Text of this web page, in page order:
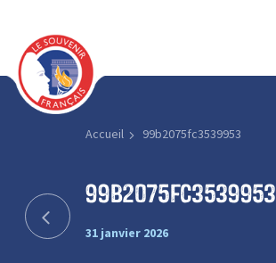
Accueil 99b2075fc3539953
99b2075fc3539953
31 janvier 2026